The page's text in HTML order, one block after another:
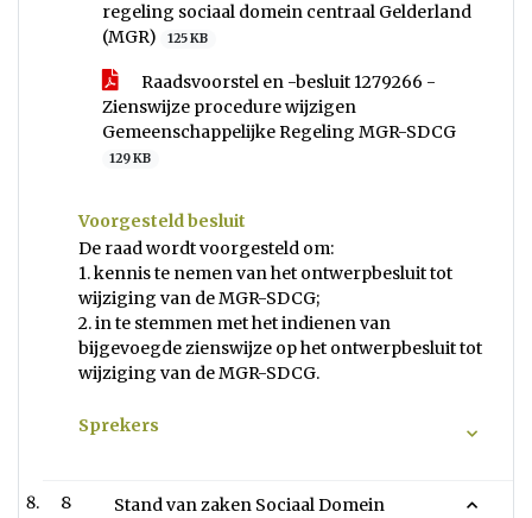
regeling sociaal domein centraal Gelderland
(MGR)
125 KB
Raadsvoorstel en -besluit 1279266 -
Zienswijze procedure wijzigen
Gemeenschappelijke Regeling MGR-SDCG
129 KB
Voorgesteld besluit
De raad wordt voorgesteld om:
1. kennis te nemen van het ontwerpbesluit tot
wijziging van de MGR-SDCG;
2. in te stemmen met het indienen van
bijgevoegde zienswijze op het ontwerpbesluit tot
wijziging van de MGR-SDCG.
Sprekers
8 Stand van zaken Sociaal Domein